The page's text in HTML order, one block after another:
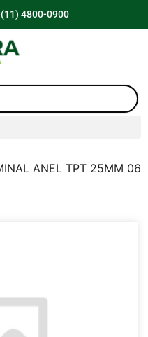
4800-0900
ANEL TPT 25MM 06